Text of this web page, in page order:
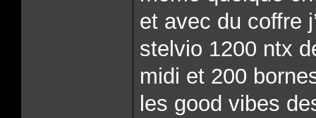
et avec du coffre
stelvio 1200 ntx
midi et 200
les good vibes